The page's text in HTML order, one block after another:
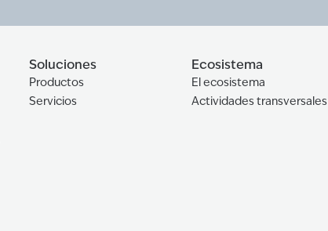
Soluciones
Productos
Servicios
Ecosistema
El ecosistema
Actividades transversales